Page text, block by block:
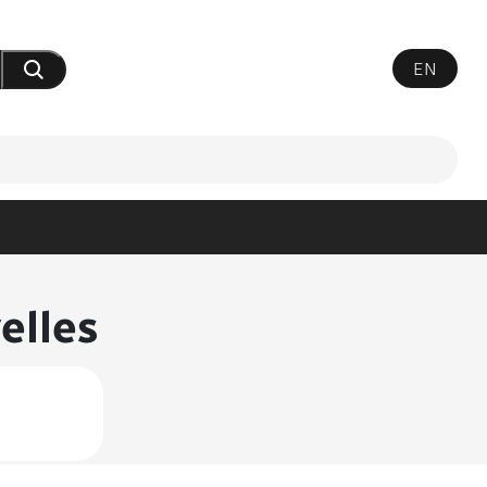
Soumettre votre recherche
EN